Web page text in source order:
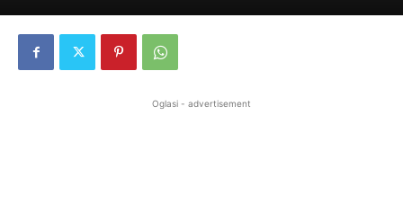
Oglasi - advertisement